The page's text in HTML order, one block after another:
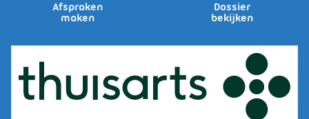
Afspraken
maken
Dossier
bekijken